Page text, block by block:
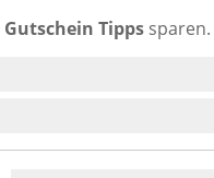
Gutschein Tipps sparen.